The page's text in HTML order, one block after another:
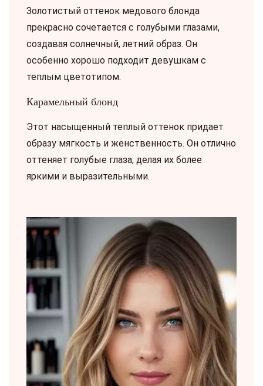
Золотистый оттенок медового блонда
прекрасно сочетается с голубыми глазами,
создавая солнечный, летний образ. Он
особенно хорошо подходит девушкам с
теплым цветотипом.
Карамельный блонд
Этот насыщенный теплый оттенок придает
образу мягкость и женственность. Он отлично
оттеняет голубые глаза, делая их более
яркими и выразительными.